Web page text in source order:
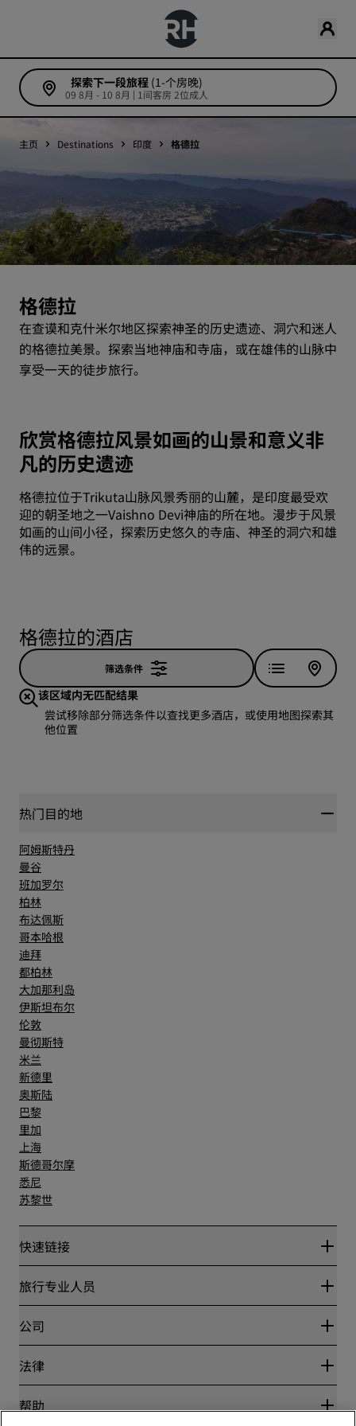
探索下一段旅程 (1-个房晚)
09 8月 - 10 8月 | 1间客房 2位成人
主页 Destinations 印度 格德拉
格德拉
在查谟和克什米尔地区探索神圣的历史遗迹、洞穴和迷人
的格德拉美景。探索当地神庙和寺庙，或在雄伟的山脉中
享受一天的徒步旅行。
欣赏格德拉风景如画的山景和意义非
凡的历史遗迹
格德拉位于Trikuta山脉风景秀丽的山麓，是印度最受欢
迎的朝圣地之一Vaishno Devi神庙的所在地。漫步于风景
如画的山间小径，探索历史悠久的寺庙、神圣的洞穴和雄
伟的远景。
格德拉的酒店
筛选条件
该区域内无匹配结果
尝试移除部分筛选条件以查找更多酒店，或使用地图探索其
他位置
热门目的地
阿姆斯特丹
曼谷
班加罗尔
柏林
布达佩斯
哥本哈根
迪拜
都柏林
大加那利岛
伊斯坦布尔
伦敦
曼彻斯特
米兰
新德里
奥斯陆
巴黎
里加
上海
斯德哥尔摩
悉尼
苏黎世
快速链接
丽赏会
Blog
目的地
丽笙酒店集团APP
体育认证酒店
家庭友好型酒店
旅行专业人员
合作伙伴
公司
丽笙酒店集团
工作机会 RHG
工作机会 PPHE
法律
隐私中心
帮助